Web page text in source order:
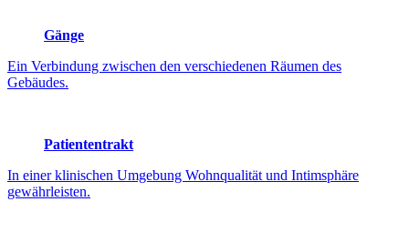
Gänge
Ein Verbindung zwischen den verschiedenen Räumen des
Gebäudes.
Patiententrakt
In einer klinischen Umgebung Wohnqualität und Intimsphäre
gewährleisten.